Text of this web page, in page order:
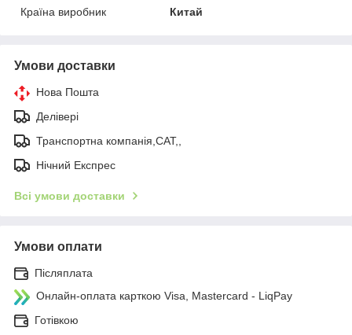
Країна виробник
Китай
Умови доставки
Нова Пошта
Делівері
Транспортна компанія,САТ,,
Нічний Експрес
Всі умови доставки
Умови оплати
Післяплата
Онлайн-оплата карткою Visa, Mastercard - LiqPay
Готівкою